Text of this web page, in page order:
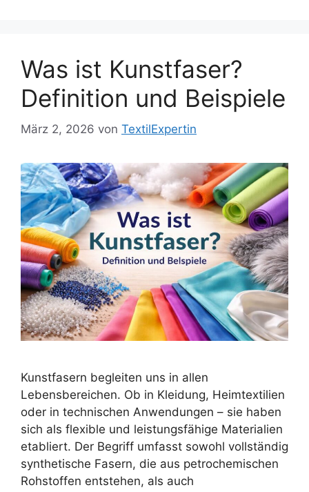
Was ist Kunstfaser?
Definition und Beispiele
März 2, 2026 von TextilExpertin
Kunstfasern begleiten uns in allen
Lebensbereichen. Ob in Kleidung, Heimtextilien
oder in technischen Anwendungen – sie haben
sich als flexible und leistungsfähige Materialien
etabliert. Der Begriff umfasst sowohl vollständig
synthetische Fasern, die aus petrochemischen
Rohstoffen entstehen, als auch